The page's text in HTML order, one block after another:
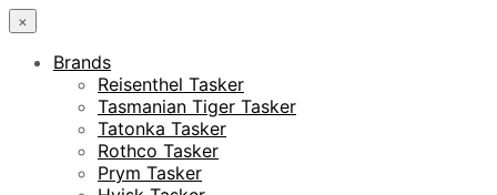
×
Brands
Reisenthel Tasker
Tasmanian Tiger Tasker
Tatonka Tasker
Rothco Tasker
Prym Tasker